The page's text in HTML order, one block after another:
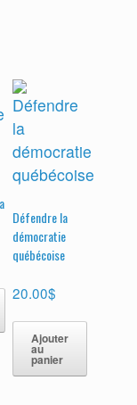
Défendre la
démocratie
québécoise
20.00$
Ajouter
au
panier